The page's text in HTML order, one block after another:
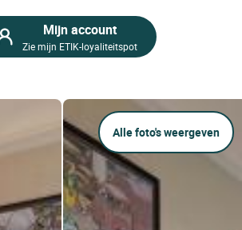
Mijn account
Zie mijn ETIK-loyaliteitspot
Alle foto's weergeven